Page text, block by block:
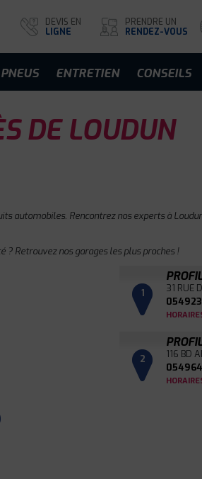
DEVIS EN
LIGNE
PRENDRE UN
RENDEZ-VOUS
PNEUS ENTRETIEN CONSEILS
DE LOUDUN
automobiles. Rencontrez nos experts à
? Retrouvez nos garages les plus proches !
1 31 RUE
2 116 BD